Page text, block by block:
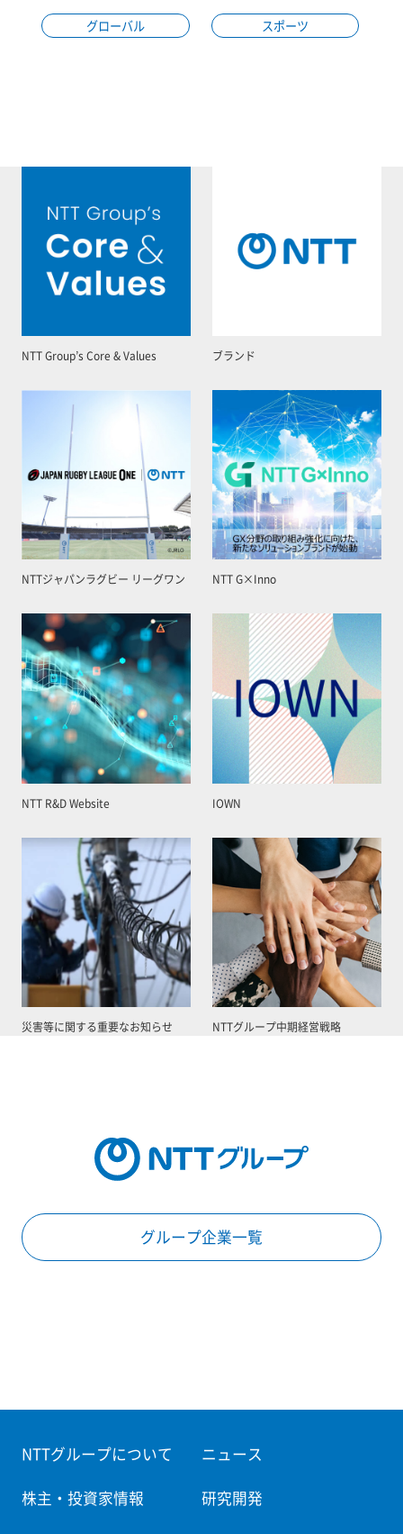
グローバル スポーツ
NTT Group’s Core & Values ブランド
NTTジャパンラグビー リーグワン NTT G×Inno
NTT R&D Website IOWN
災害等に関する重要なお知らせ NTTグループ中期経営戦略
グループ企業一覧
NTTグループについて ニュース
株主・投資家情報 研究開発